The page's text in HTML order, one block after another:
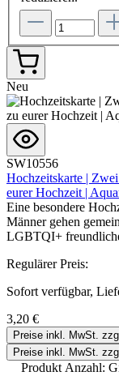
Neu
SW10556
Hochzeitskarte |
eurer Hochzeit |
Eine besondere
Männer gehen
LGBTQI+
Regulärer Preis:
Sofort verfügbar,
3,20 €
Preise inkl. MwSt.
Preise inkl. MwSt.
Produkt Anzahl: